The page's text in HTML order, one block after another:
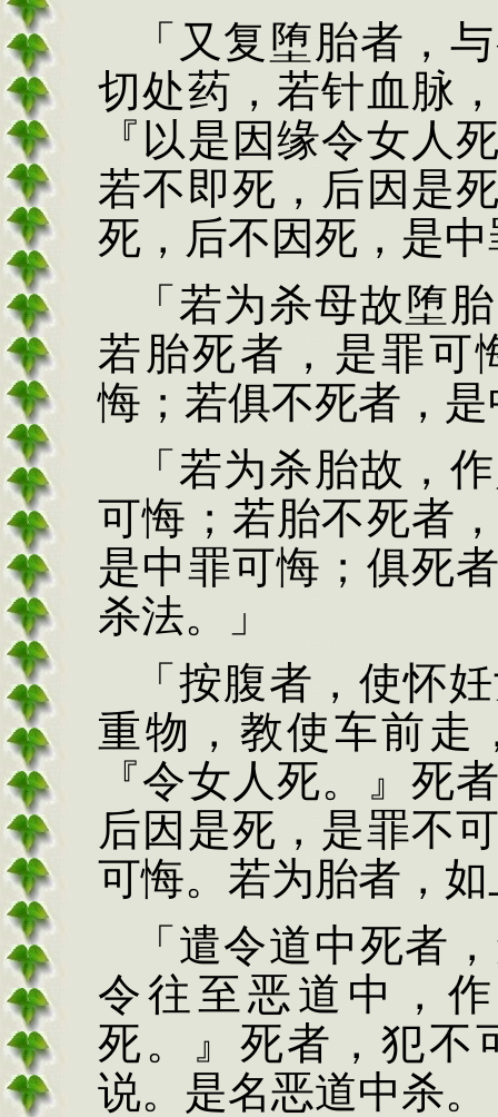
「又复堕胎者，
切处药，若针血脉
『以是因缘令女人
若不即死，后因是
死，后不因死，是
「若为杀母故堕
若胎死者，是罪可
悔；若俱不死者，是
「若为杀胎故，
可悔；若胎不死者
是中罪可悔；俱死
杀法。」
「按腹者，使怀
重物， 教使车前走
『令女人死。』 死
后因是死，是罪不
可悔。若为胎者，如
「遣令道中死者
令往至恶道中，
死。』死者，犯不
说。是名恶道中杀。